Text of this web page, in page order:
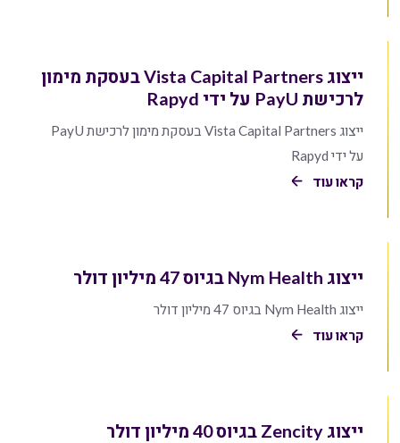
ייצוג Vista Capital Partners בעסקת מימון
לרכישת PayU על ידי Rapyd
ייצוג Vista Capital Partners בעסקת מימון לרכישת PayU
על ידי Rapyd
קראו עוד
ייצוג Nym Health בגיוס 47 מיליון דולר
ייצוג Nym Health בגיוס 47 מיליון דולר
קראו עוד
ייצוג Zencity בגיוס 40 מיליון דולר